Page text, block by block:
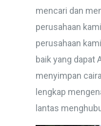
mencari dan
perusahaan
perusahaan
baik yang dapat
menyimpan
lengkap
lantas